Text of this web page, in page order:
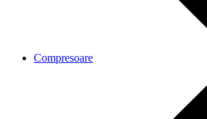
Compresoare